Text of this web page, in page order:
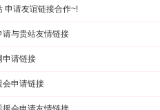
申请友谊链接合作~!
请与贵站友情链接
申请链接
会申请链接